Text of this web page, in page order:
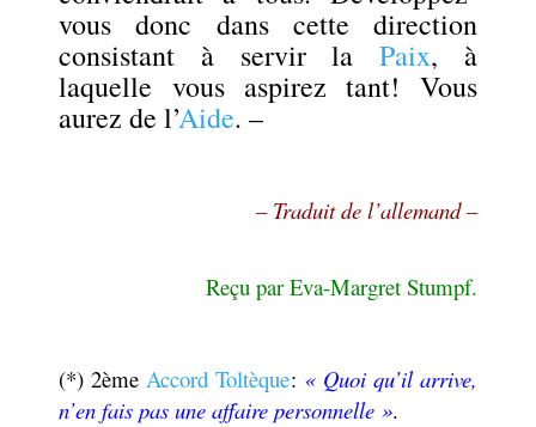
vous donc dans cette direction
consistant à servir la Paix, à
laquelle vous aspirez tant! Vous
aurez de l’Aide. –
– Traduit de l’allemand –
Reçu par Eva-Margret Stumpf.
(*) 2èmeAccord Toltèque: « Quoi qu’il arrive,
n’en fais pas une affaire personnelle ».